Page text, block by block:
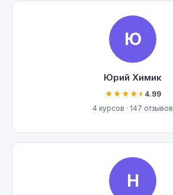
Ю
Юрий Химик
★★★★⯨ 4.99
4 курсов · 147 отзывов
Н